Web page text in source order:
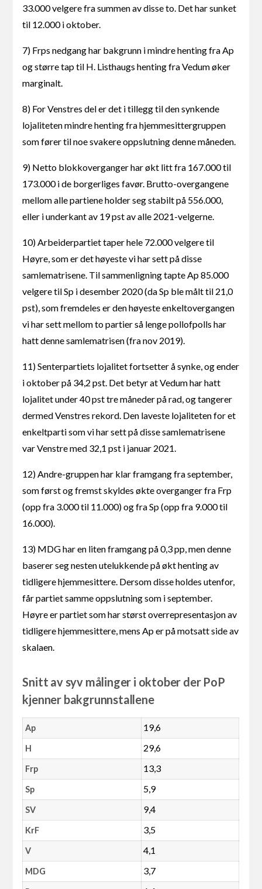
33.000 velgere fra summen av disse to. Det har sunket
til 12.000 i oktober.
7) Frps nedgang har bakgrunn i mindre henting fra Ap
og større tap til H. Listhaugs henting fra Vedum øker
marginalt.
8) For Venstres del er det i tillegg til den synkende
lojaliteten mindre henting fra hjemmesittergruppen
som fører til noe svakere oppslutning denne måneden.
9) Netto blokkoverganger har økt litt fra 167.000 til
173.000 i de borgerliges favør. Brutto-overgangene
mellom alle partiene holder seg stabilt på 556.000,
eller i underkant av 19 pst av alle 2021-velgerne.
10) Arbeiderpartiet taper hele 72.000 velgere til
Høyre, som er det høyeste vi har sett på disse
samlematrisene. Til sammenligning tapte Ap 85.000
velgere til Sp i desember 2020 (da Sp ble målt til 21,0
pst), som fremdeles er den høyeste enkeltovergangen
vi har sett mellom to partier så lenge pollofpolls har
hatt denne samlematrisen (fra nov 2019).
11) Senterpartiets lojalitet fortsetter å synke, og ender
i oktober på 34,2 pst. Det betyr at Vedum har hatt
lojalitet under 40 pst tre måneder på rad, og tangerer
dermed Venstres rekord. Den laveste lojaliteten for et
enkeltparti som vi har sett på disse samlematrisene
var Venstre med 32,1 pst i januar 2021.
12) Andre-gruppen har klar framgang fra september,
som først og fremst skyldes økte overganger fra Frp
(opp fra 3.000 til 11.000) og fra Sp (opp fra 9.000 til
16.000).
13) MDG har en liten framgang på 0,3 pp, men denne
baserer seg nesten utelukkende på økt henting av
tidligere hjemmesittere. Dersom disse holdes utenfor,
får partiet samme oppslutning som i september.
Høyre er partiet som har størst overrepresentasjon av
tidligere hjemmesittere, mens Ap er på motsatt side av
skalaen.
Snitt av syv målinger i oktober der PoP
kjenner bakgrunnstallene
Ap 19,6
H 29,6
Frp 13,3
Sp 5,9
SV 9,4
KrF 3,5
V 4,1
MDG 3,7